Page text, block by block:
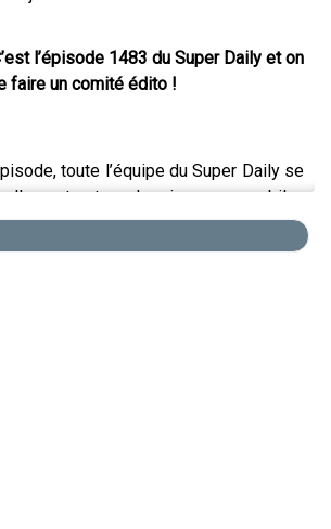
l’épisode 1483 du Super Daily et on
faire un comité édito !
toute l’équipe du Super Daily se
autour du micro pour un bilan
totalement décontracté. Avant les
de l’été, Thibault, Camille et